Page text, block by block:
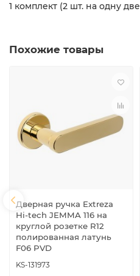
1 комплект (2 шт. на одну
Похожие товары
Дверная ручка Extreza
Hi-tech JEMMA 116 на
круглой розетке R12
полированная латунь
F06 PVD
KS-131973